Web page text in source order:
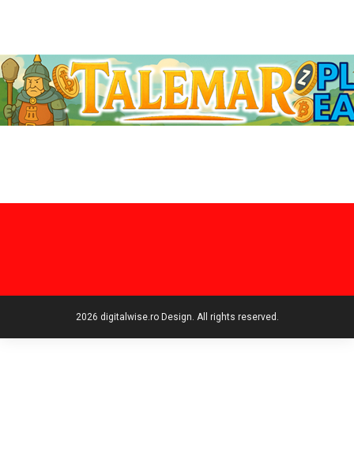
2026 digitalwise.ro Design. All rights reserved.